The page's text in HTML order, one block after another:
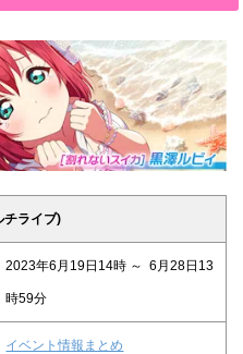
チライブ)
2023年6月19日14時 ～ 6月28日13
時59分
イベント情報まとめ